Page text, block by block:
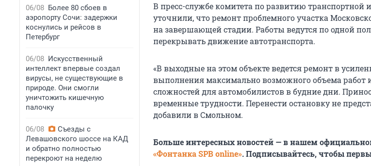
06/08 Более 80 сбоев в
аэропорту Сочи: задержки
коснулись и рейсов в
Петербург
06/08 Искусственный
интеллект впервые создал
вирусы, не существующие в
природе. Они смогли
уничтожить кишечную
палочку
06/08
Съезды с
Левашовского шоссе на КАД
и обратно полностью
перекроют на неделю
В пресс-службе комитета по развитию транспортной
уточнили, что ремонт проблемного участка
на завершающей стадии. Работы ведутся по одной
перекрывать движение автотранспорта.
«В выходные на этом объекте ведется ремонт в
выполнения максимально возможного объема
сложностей для автомобилистов в будние дни.
временные трудности. Перенести остановку не
добавили в Смольном.
Больше интересных новостей — в нашем
«Фонтанка SPB online». Подписывайтесь, чтобы